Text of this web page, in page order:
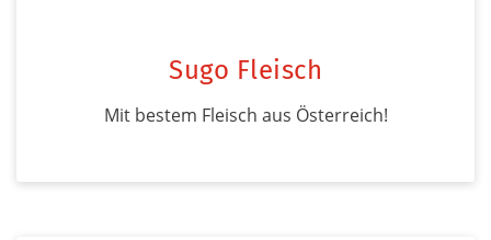
Sugo Fleisch
Mit bestem Fleisch aus Österreich!